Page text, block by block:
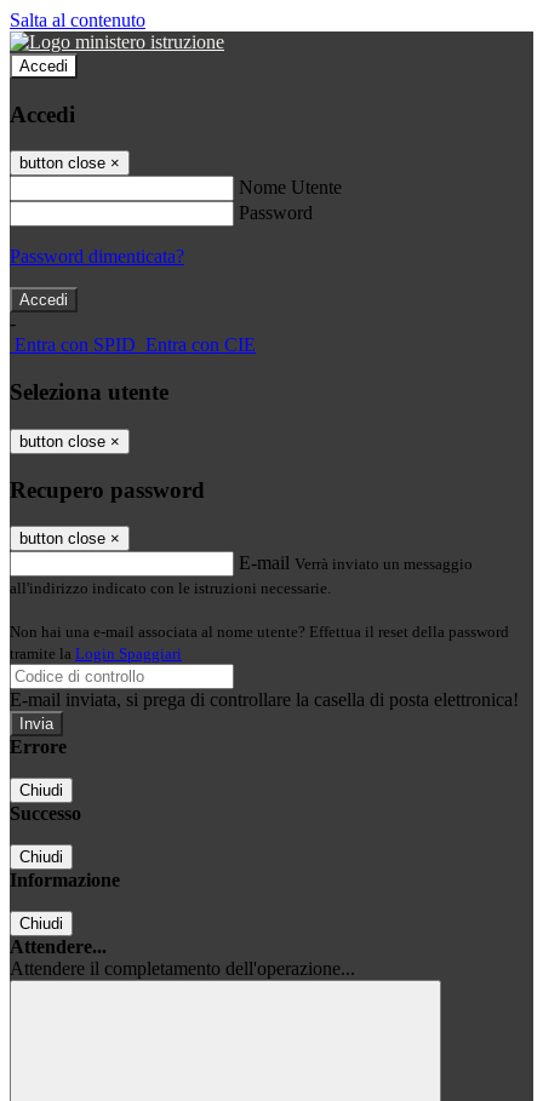
Salta al contenuto
Accedi
Accedi
button close ×
Nome Utente
Password
Password dimenticata?
-
Entra con SPID Entra con CIE
Seleziona utente
button close ×
Recupero password
button close ×
E-mail Verrà inviato un messaggio
all'indirizzo indicato con le istruzioni necessarie.
Non hai una e-mail associata al nome utente? Effettua il reset della password
tramite la Login Spaggiari
E-mail inviata, si prega di controllare la casella di posta elettronica!
Errore
Chiudi
Successo
Chiudi
Informazione
Chiudi
Attendere...
Attendere il completamento dell'operazione...